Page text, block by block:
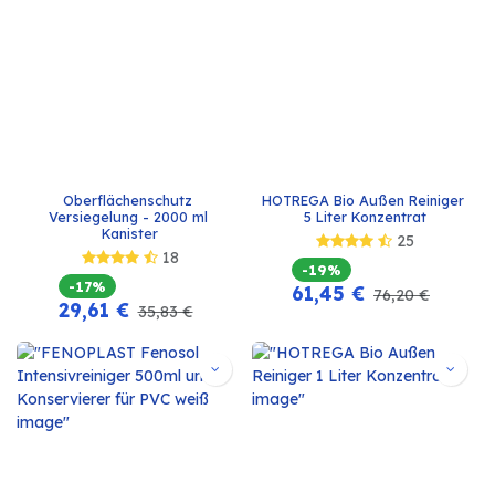
Oberflächenschutz
Versiegelung - 2000 ml
Kanister
18
-17%
29,61 € 35,83€
HOTREGA Bio Außen Reiniger
5 Liter Konzentrat
25
-19%
61,45 € 76,20€